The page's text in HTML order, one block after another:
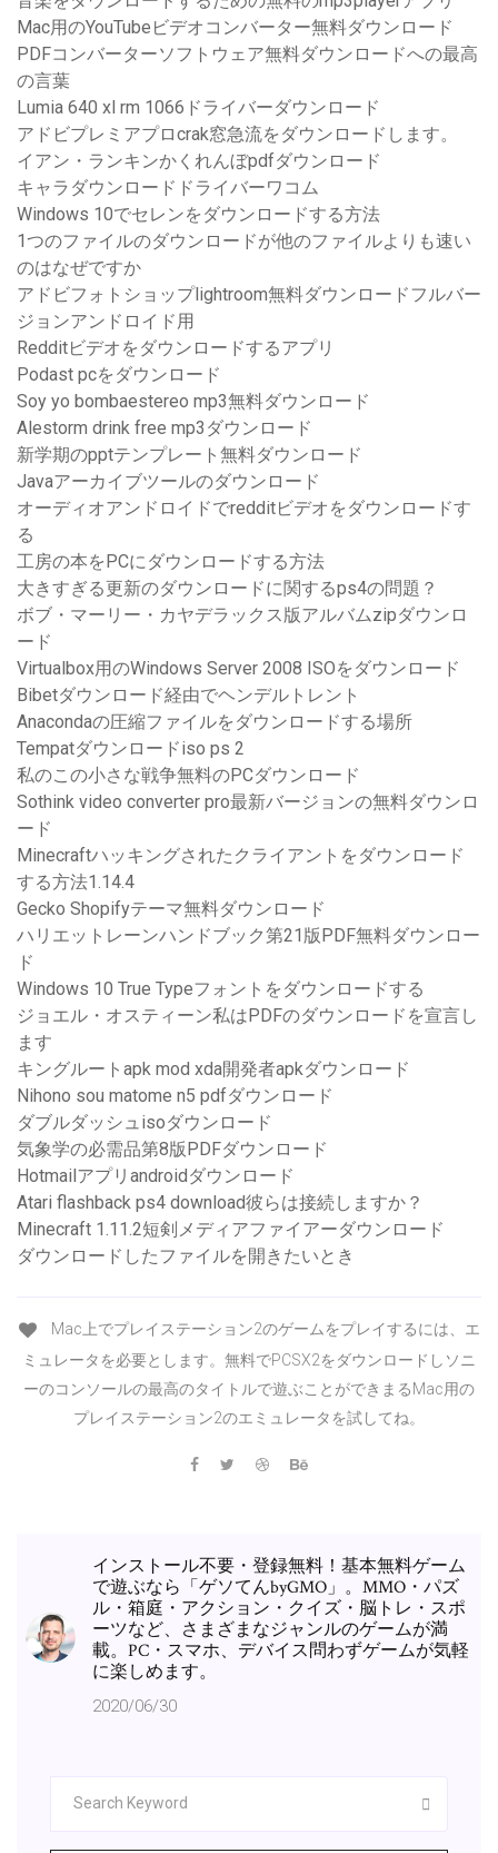
Mac用のYouTubeビデオコンバーター無料ダウンロード
PDFコンバーターソフトウェア無料ダウンロードへの最高
の言葉
Lumia 640 xl rm 1066ドライバーダウンロード
アドビプレミアプロcrak窓急流をダウンロードします。
イアン・ランキンかくれんぼpdfダウンロード
キャラダウンロードドライバーワコム
Windows 10でセレンをダウンロードする方法
1つのファイルのダウンロードが他のファイルよりも速い
のはなぜですか
アドビフォトショップlightroom無料ダウンロードフルバー
ジョンアンドロイド用
Redditビデオをダウンロードするアプリ
Podast pcをダウンロード
Soy yo bombaestereo mp3無料ダウンロード
Alestorm drink free mp3ダウンロード
新学期のpptテンプレート無料ダウンロード
Javaアーカイブツールのダウンロード
オーディオアンドロイドでredditビデオをダウンロードす
る
工房の本をPCにダウンロードする方法
大きすぎる更新のダウンロードに関するps4の問題？
ボブ・マーリー・カヤデラックス版アルバムzipダウンロ
ード
Virtualbox用のWindows Server 2008 ISOをダウンロード
Bibetダウンロード経由でヘンデルトレント
Anacondaの圧縮ファイルをダウンロードする場所
Tempatダウンロードiso ps 2
私のこの小さな戦争無料のPCダウンロード
Sothink video converter pro最新バージョンの無料ダウンロ
ード
Minecraftハッキングされたクライアントをダウンロード
する方法1.14.4
Gecko Shopifyテーマ無料ダウンロード
ハリエットレーンハンドブック第21版PDF無料ダウンロー
ド
Windows 10 True Typeフォントをダウンロードする
ジョエル・オスティーン私はPDFのダウンロードを宣言し
ます
キングルートapk mod xda開発者apkダウンロード
Nihono sou matome n5 pdfダウンロード
ダブルダッシュisoダウンロード
気象学の必需品第8版PDFダウンロード
Hotmailアプリandroidダウンロード
Atari flashback ps4 download彼らは接続しますか？
Minecraft 1.11.2短剣メディアファイアーダウンロード
ダウンロードしたファイルを開きたいとき
Mac上でプレイステーション2のゲームをプレイするには、エ
ミュレータを必要とします。無料でPCSX2をダウンロードしソニ
ーのコンソールの最高のタイトルで遊ぶことができまるMac用の
プレイステーション2のエミュレータを試してね。
インストール不要・登録無料！基本無料ゲーム
で遊ぶなら「ゲソてんbyGMO」。MMO・パズ
ル・箱庭・アクション・クイズ・脳トレ・スポ
ーツなど、さまざまなジャンルのゲームが満
載。PC・スマホ、デバイス問わずゲームが気軽
に楽しめます。
2020/06/30